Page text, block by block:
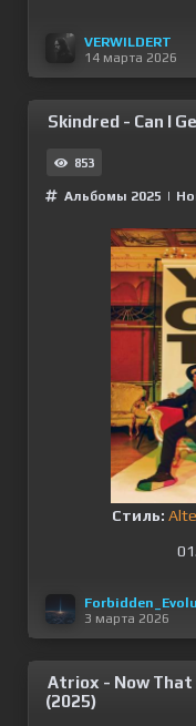
VERWILDERT
14 марта 2026
Skindred - Can I
853
Альбомы 2025 |
Стиль:
3 марта 2026
Atriox - Now That
(2025)